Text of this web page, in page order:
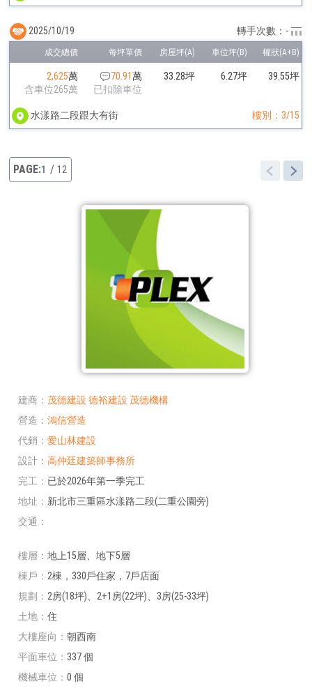
建商 茂德建設 德裕建設 茂德機構
營造
鴻信營造
代銷
愛山林建設
設計
高仲廷建築師事務所
完工
已於2026年第一季完工
地址
新北市三重區水漾路二段(二重公園旁)
交通
樓層
地上15層、地下5層
棟戶
2棟，330戶住家，7戶店面
規劃
2房(18坪)、2+1房(22坪)、3房(25-33坪)
土地
住
大樓座向
朝西南
平面車位
337 個
機械車位
0 個
2,625萬
含車位265萬
70.91萬
已扣除車位
33.28坪 6.27坪 39.55坪
水漾路二段跟大有街 樓別：3/15
2025/10/19 轉手次數：-
1 12